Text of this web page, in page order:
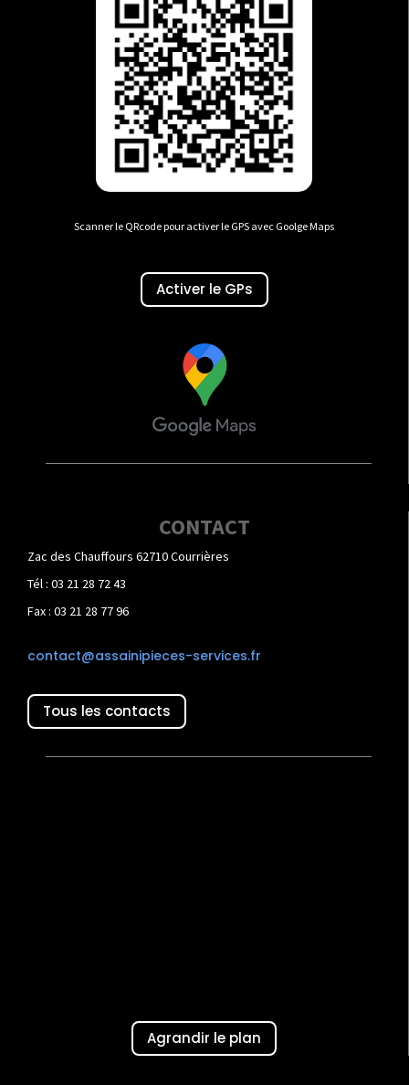
Scanner le QRcode pour activer le GPS avec Goolge Maps
Activer le GPs
CONTACT
Zac des Chauffours 62710 Courrières
Tél : 03 21 28 72 43
Fax : 03 21 28 77 96
contact@assainipieces-services.fr
Tous les contacts
Agrandir le plan